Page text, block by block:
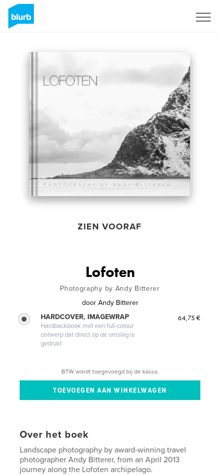
ZIEN VOORAF
Lofoten
Photography by Andy Bitterer
door Andy Bitterer
HARDCOVER, IMAGEWRAP
Hardbackboek met een full-colour
ontwerp dat direct op de omslag is
gedrukt
64,75 €
BTW wordt toegevoegd bij de kassa.
Over het boek
Landscape photography by award-winning travel
photographer Andy Bitterer, from an April 2013
journey along the Lofoten archipelago.